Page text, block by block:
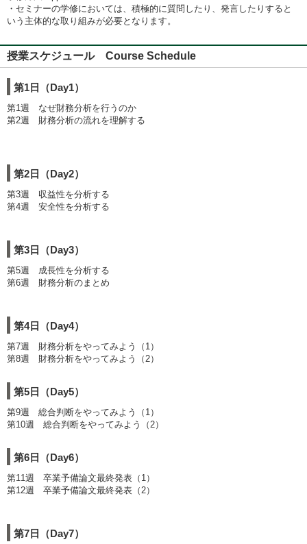
・セミナーの学修においては、積極的に質問したり、発言したりすると
いう主体的な取り組みが必要となります。
授業スケジュール Course Schedule
第1日（Day1）
第1週 なぜ財務分析を行うのか
第2週 財務分析の流れを理解する
第2日（Day2）
第3週 収益性を分析する
第4週 安全性を分析する
第3日（Day3）
第5週 成長性を分析する
第6週 財務分析のまとめ
第4日（Day4）
第7週 財務分析をやってみよう（1）
第8週 財務分析をやってみよう（2）
第5日（Day5）
第9週 総合判断をやってみよう（1）
第10週 総合判断をやってみよう（2）
第6日（Day6）
第11週 卒業予備論文最終発表（1）
第12週 卒業予備論文最終発表（2）
第7日（Day7）